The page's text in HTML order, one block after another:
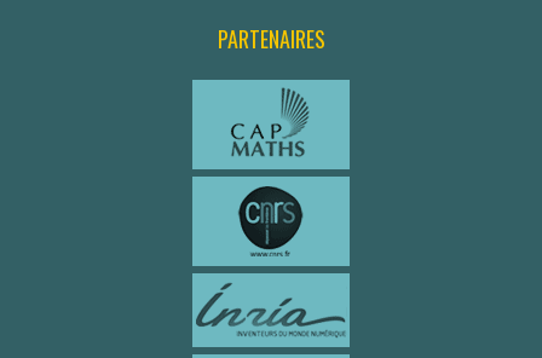
PARTENAIRES